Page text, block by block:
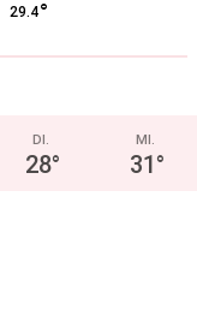
29.4°
DI.
28°
MI.
31°